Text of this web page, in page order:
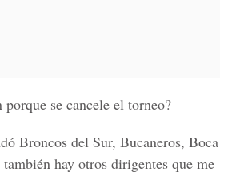
porque se cancele el torneo?
Broncos del Sur, Bucaneros, Boca
hay otros dirigentes que me